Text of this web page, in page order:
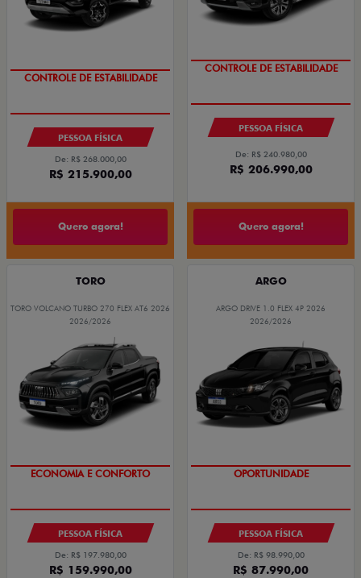
COM USADO NA TROCA
PESSOA FÍSICA
De: R$ 268.000,00
R$ 215.900,00
Quero agora!
COM USADO NA TROCA
PESSOA FÍSICA
De: R$ 240.980,00
R$ 206.990,00
Quero agora!
TORO
TORO VOLCANO TURBO 270 FLEX AT6 2026
2026/2026
COM USADO NA TROCA
PESSOA FÍSICA
De: R$ 197.980,00
R$ 159.990,00
ARGO
ARGO DRIVE 1.0 FLEX 4P 2026
2026/2026
COM USADO NA TROCA
PESSOA FÍSICA
De: R$ 98.990,00
R$ 87.990,00